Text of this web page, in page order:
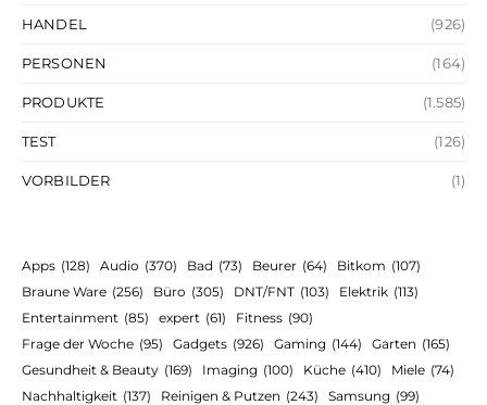
HANDEL (926)
PERSONEN (164)
PRODUKTE (1.585)
TEST (126)
VORBILDER (1)
Apps (128) Audio (370) Bad (73) Beurer (64) Bitkom (107)
Braune Ware (256) Büro (305) DNT/FNT (103) Elektrik (113)
Entertainment (85) expert (61) Fitness (90)
Frage der Woche (95) Gadgets (926) Gaming (144) Garten (165)
Gesundheit & Beauty (169) Imaging (100) Küche (410) Miele (74)
Nachhaltigkeit (137) Reinigen & Putzen (243) Samsung (99)